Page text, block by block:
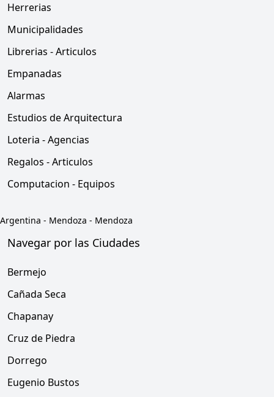
Herrerias
Municipalidades
Librerias - Articulos
Empanadas
Alarmas
Estudios de Arquitectura
Loteria - Agencias
Regalos - Articulos
Computacion - Equipos
Argentina - Mendoza - Mendoza
Navegar por las Ciudades
Bermejo
Cañada Seca
Chapanay
Cruz de Piedra
Dorrego
Eugenio Bustos